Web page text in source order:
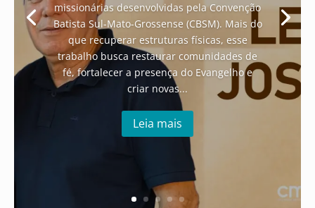
missionárias desenvolvidas pela Convenção
Batista Sul-Mato-Grossense (CBSM). Mais do
que recuperar estruturas físicas, esse
trabalho busca restaurar comunidades de
fé, fortalecer a presença do Evangelho e
criar novas...
Leia mais